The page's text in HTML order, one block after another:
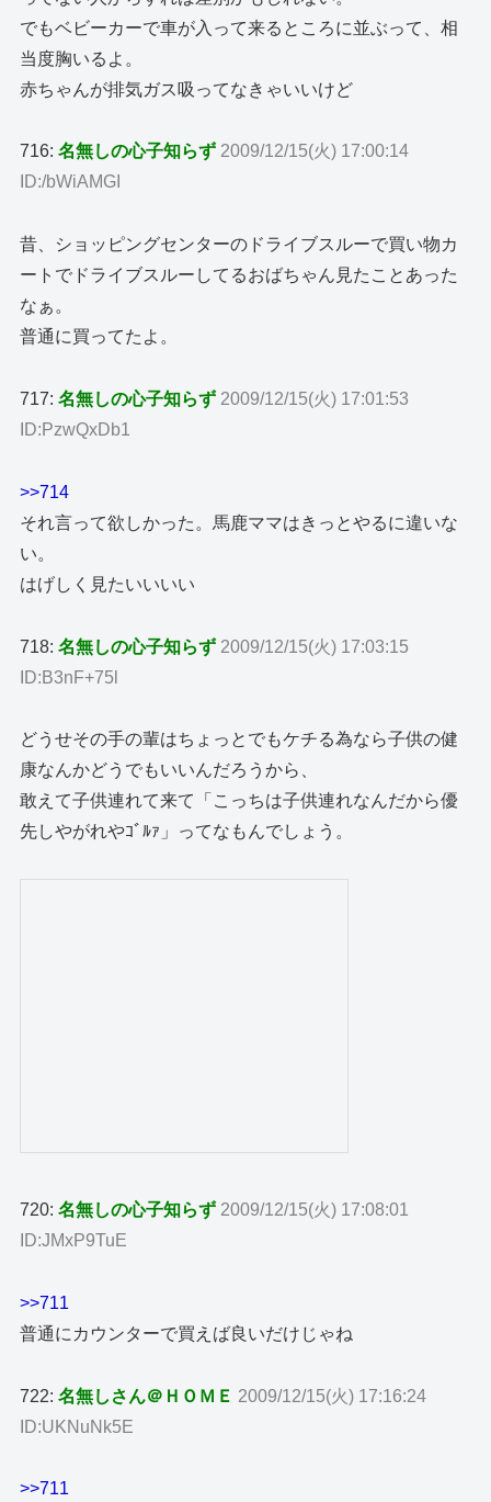
でもベビーカーで車が入って来るところに並ぶって、相
当度胸いるよ。
赤ちゃんが排気ガス吸ってなきゃいいけど
716:名無しの心子知らず 2009/12/15(火) 17:00:14
ID:/bWiAMGI
昔、ショッピングセンターのドライブスルーで買い物カ
ートでドライブスルーしてるおばちゃん見たことあった
なぁ。
普通に買ってたよ。
717:名無しの心子知らず 2009/12/15(火) 17:01:53
ID:PzwQxDb1
>>714
それ言って欲しかった。馬鹿ママはきっとやるに違いな
い。
はげしく見たいいいい
718:名無しの心子知らず 2009/12/15(火) 17:03:15
ID:B3nF+75l
どうせその手の輩はちょっとでもケチる為なら子供の健
康なんかどうでもいいんだろうから、
敢えて子供連れて来て「こっちは子供連れなんだから優
先しやがれやｺﾞﾙｧ」ってなもんでしょう。
720:名無しの心子知らず 2009/12/15(火) 17:08:01
ID:JMxP9TuE
>>711
普通にカウンターで買えば良いだけじゃね
722:名無しさん＠ＨＯＭＥ 2009/12/15(火) 17:16:24
ID:UKNuNk5E
>>711